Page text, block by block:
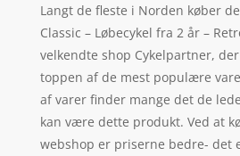
Langt de fleste i Norden køber
Classic – Løbecykel fra 2 år –
velkendte shop Cykelpartner,
toppen af de mest populære
af varer finder mange det de
kan være dette produkt. Ved at
webshop er priserne bedre- det